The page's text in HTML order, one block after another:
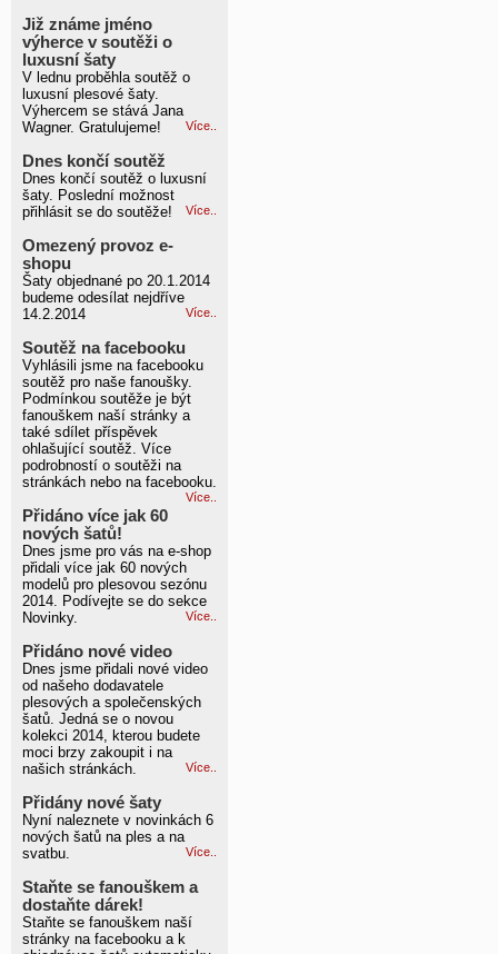
Již známe jméno
výherce v soutěži o
luxusní šaty
V lednu proběhla soutěž o
luxusní plesové šaty.
Výhercem se stává Jana
Wagner. Gratulujeme!
Více..
Dnes končí soutěž
Dnes končí soutěž o luxusní
šaty. Poslední možnost
přihlásit se do soutěže!
Více..
Omezený provoz e-
shopu
Šaty objednané po 20.1.2014
budeme odesílat nejdříve
14.2.2014
Více..
Soutěž na facebooku
Vyhlásili jsme na facebooku
soutěž pro naše fanoušky.
Podmínkou soutěže je být
fanouškem naší stránky a
také sdílet příspěvek
ohlašující soutěž. Více
podrobností o soutěži na
stránkách nebo na facebooku.
Více..
Přidáno více jak 60
nových šatů!
Dnes jsme pro vás na e-shop
přidali více jak 60 nových
modelů pro plesovou sezónu
2014. Podívejte se do sekce
Novinky.
Více..
Přidáno nové video
Dnes jsme přidali nové video
od našeho dodavatele
plesových a společenských
šatů. Jedná se o novou
kolekci 2014, kterou budete
moci brzy zakoupit i na
našich stránkách.
Více..
Přidány nové šaty
Nyní naleznete v novinkách 6
nových šatů na ples a na
svatbu.
Více..
Staňte se fanouškem a
dostaňte dárek!
Staňte se fanouškem naší
stránky na facebooku a k